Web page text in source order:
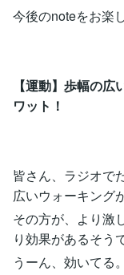
今後のnoteをお楽
【運動】歩幅の
ワット！
皆さん、ラジオで
広いウォーキング
その方が、より激
り効果があるそう
うーん、効いてる